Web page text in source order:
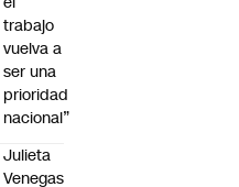
trabajo
vuelva a
ser una
prioridad
nacional”
Julieta
Venegas